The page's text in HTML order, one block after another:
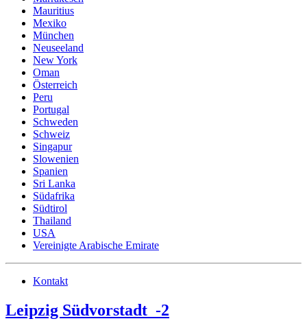
Mauritius
Mexiko
München
Neuseeland
New York
Oman
Österreich
Peru
Portugal
Schweden
Schweiz
Singapur
Slowenien
Spanien
Sri Lanka
Südafrika
Südtirol
Thailand
USA
Vereinigte Arabische Emirate
Kontakt
Leipzig Südvorstadt_-2